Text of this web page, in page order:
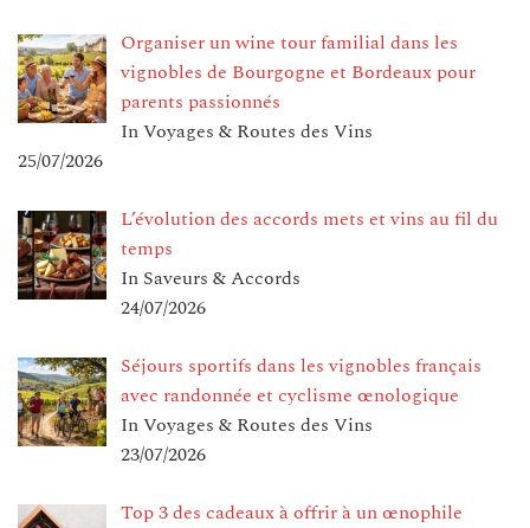
Organiser un wine tour familial dans les
vignobles de Bourgogne et Bordeaux pour
parents passionnés
In Voyages & Routes des Vins
25/07/2026
L’évolution des accords mets et vins au fil du
temps
In Saveurs & Accords
24/07/2026
Séjours sportifs dans les vignobles français
avec randonnée et cyclisme œnologique
In Voyages & Routes des Vins
23/07/2026
Top 3 des cadeaux à offrir à un œnophile